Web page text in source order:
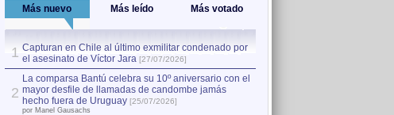
Más nuevo Más leído Más votado
1 Capturan en Chile al último exmilitar condenado por
el asesinato de Víctor Jara [27/07/2026]
2
La comparsa Bantú celebra su 10º aniversario con el
mayor desfile de llamadas de candombe jamás
hecho fuera de Uruguay [25/07/2026]
por Manel Gausachs